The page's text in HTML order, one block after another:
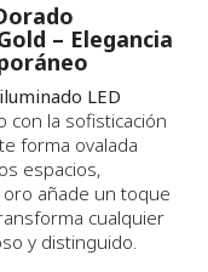
– Elegancia
LED
con la sofisticación
forma ovalada
espacios,
añade un toque
cualquier
y distinguido.